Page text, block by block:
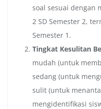
soal sesuai dengan
2 SD Semester 2,
Semester 1.
Tingkat Kesulitan
mudah (untuk
sedang (untuk
sulit (untuk
mengidentifikasi